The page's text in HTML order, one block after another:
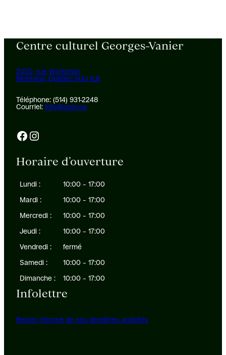
Centre culturel Georges-Vanier
2450, rue Workman
Montréal, Québec H3J 1L8
Téléphone: (514) 931-2248
Courriel: info@ccgv.ca
Facebook Instagram
Horaire d’ouverture
Lundi :
10:00 – 17:00
Mardi :
10:00 – 17:00
Mercredi :
10:00 – 17:00
Jeudi :
10:00 – 17:00
Vendredi :
fermé
Samedi :
10:00 – 17:00
Dimanche :
10:00 – 17:00
Infolettre
Rester informé de nos dernières activités